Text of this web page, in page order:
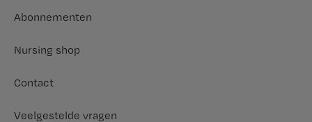
Abonnementen
Nursing shop
Contact
Veelgestelde vragen